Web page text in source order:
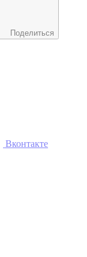
Поделиться
Вконтакте